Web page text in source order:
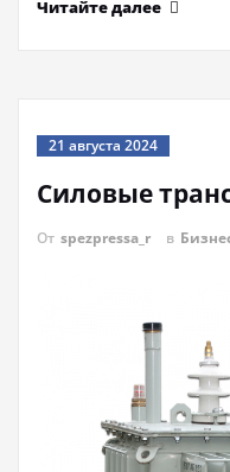
Читайте далее
21 августа 2024
Силовые
От spezpressa_r в